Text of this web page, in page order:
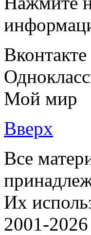
Вконтакте
Мой мир
Вверх
Все
Их
2001-2026